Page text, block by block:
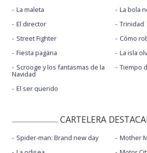
La maleta
El director
Street Fighter
Fiesta pagäna
Scrooge y los fantasmas de la
Navidad
El ser querido
La bola
Trinidad
Cómo
La isla
Tiempo
CARTELERA
Spider-man: Brand new day
Mother